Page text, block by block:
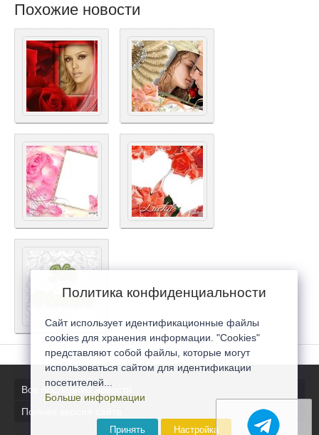
Похожие новости
Все последние новости
Полная версия сайта
Политика конфиденциальности
Сайт использует идентификационные файлы
cookies для хранения информации. "Cookies"
представляют собой файлы, которые могут
использоваться сайтом для идентификации
посетителей...
Больше информации
Принять Настройка